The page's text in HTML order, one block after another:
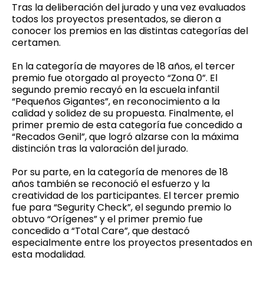
Tras la deliberación del jurado y una vez evaluados
todos los proyectos presentados, se dieron a
conocer los premios en las distintas categorías del
certamen.
En la categoría de mayores de 18 años, el tercer
premio fue otorgado al proyecto “Zona 0”. El
segundo premio recayó en la escuela infantil
“Pequeños Gigantes”, en reconocimiento a la
calidad y solidez de su propuesta. Finalmente, el
primer premio de esta categoría fue concedido a
“Recados Genil”, que logró alzarse con la máxima
distinción tras la valoración del jurado.
Por su parte, en la categoría de menores de 18
años también se reconoció el esfuerzo y la
creatividad de los participantes. El tercer premio
fue para “Segurity Check”, el segundo premio lo
obtuvo “Orígenes” y el primer premio fue
concedido a “Total Care”, que destacó
especialmente entre los proyectos presentados en
esta modalidad.